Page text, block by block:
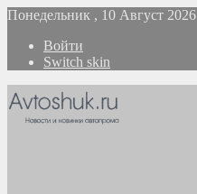
Понедельник , 10 Август 2026
Войти
Switch skin